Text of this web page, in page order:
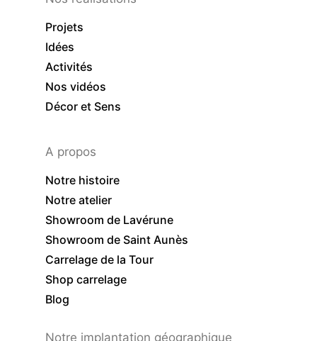
Projets
Idées
Activités
Nos vidéos
Décor et Sens
A propos
Notre histoire
Notre atelier
Showroom de Lavérune
Showroom de Saint Aunès
Carrelage de la Tour
Shop carrelage
Blog
Notre implantation géographique